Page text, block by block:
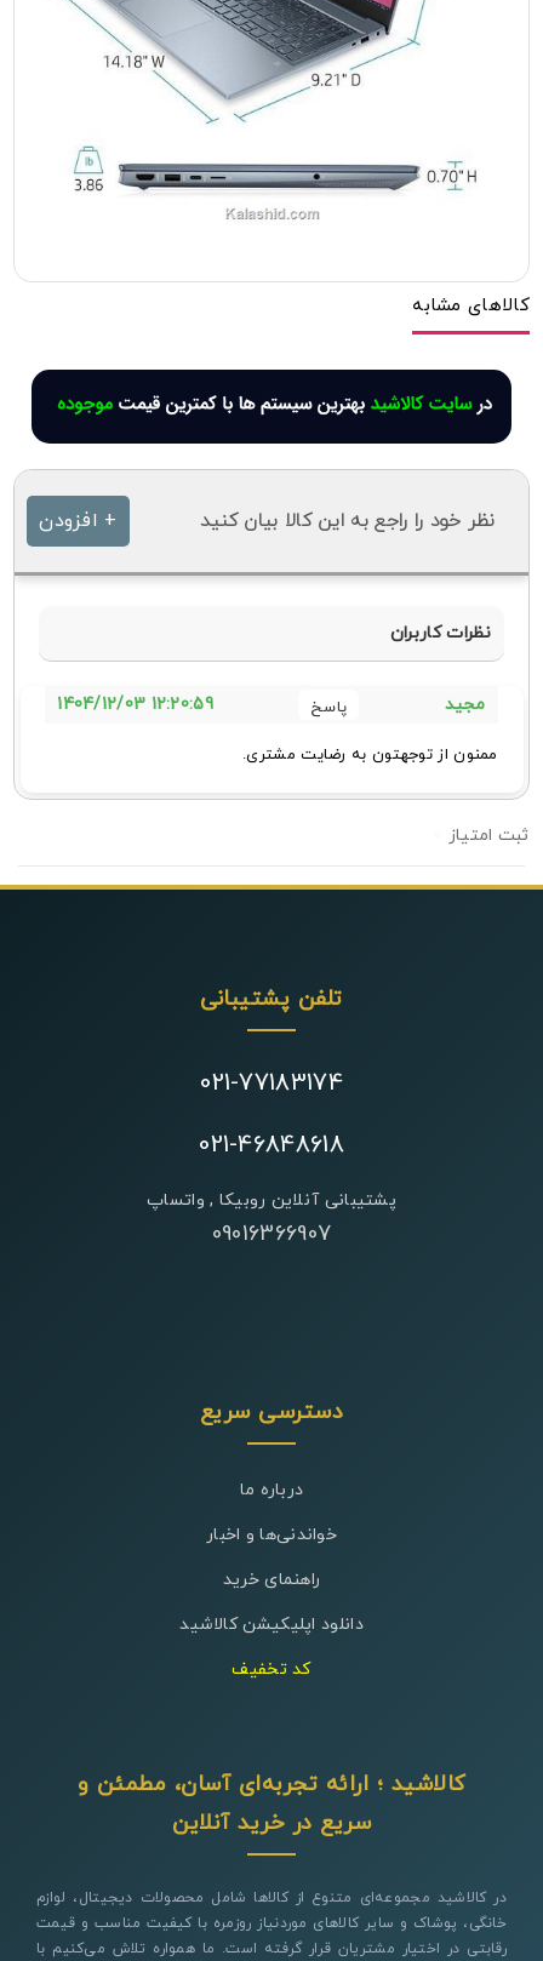
کالاهای مشابه
نظر خود را راجع به این کالا بیان کنید + افزودن
نظرات کاربران
مجید 12:20:59 1404/12/03
ممنون از توجهتون به رضایت مشتری.
تلفن پشتیبانی
021-77183174
021-46848618
پشتیبانی آنلاین روبیکا , واتساپ
09016366907
دسترسی سریع
درباره ما
خواندنی‌ها و اخبار
راهنمای خرید
دانلود اپلیکیشن کالاشید
کد تخفیف
کالاشید ؛ ارائه تجربه‌ای آسان، مطمئن و
سریع در خرید آنلاین
در کالاشید مجموعه‌ای متنوع از کالاها شامل محصولات دیجیتال، لوازم
خانگی، پوشاک و سایر کالاهای موردنیاز روزمره با کیفیت مناسب و قیمت
رقابتی در اختیار مشتریان قرار گرفته است. ما همواره تلاش می‌کنیم با